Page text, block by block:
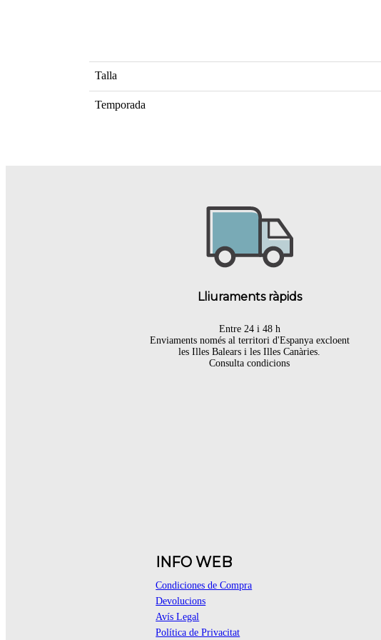
Talla
Temporada
Lliuraments ràpids
Entre 24 i 48 h
Enviaments només al territori d'Espanya excloent
les Illes Balears i les Illes Canàries.
Consulta condicions
INFO WEB
Condiciones de Compra
Devolucions
Avís Legal
Política de Privacitat